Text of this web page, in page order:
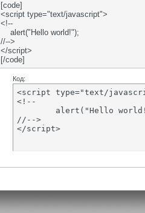
[code]
<script type="text/javascript">
<!--
alert("Hello world!");
//-->
</script>
[/code]
Код:
<script type="text/
<!--
//-->
</script>